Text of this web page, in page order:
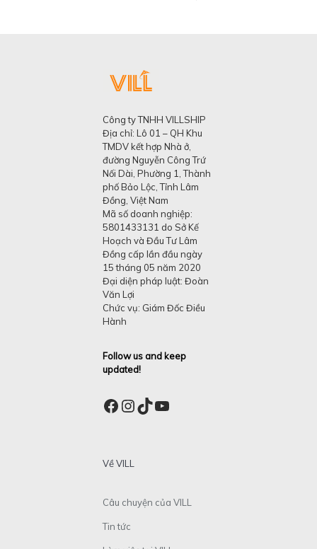
Công ty TNHH VILLSHIP
Địa chỉ: Lô 01 – QH Khu
TMDV kết hợp Nhà ở,
đường Nguyễn Công Trứ
Nối Dài, Phường 1, Thành
phố Bảo Lộc, Tỉnh Lâm
Đồng, Việt Nam
Mã số doanh nghiệp:
5801433131 do Sở Kế
Hoạch và Đầu Tư Lâm
Đồng cấp lần đầu ngày
15 tháng 05 năm 2020
Đại diện pháp luật: Đoàn
Văn Lợi
Chức vụ: Giám Đốc Điều
Hành
Follow us and keep
updated!
Facebook
Instagram
TikTok
YouTube
Về VILL
Câu chuyện của VILL
Tin tức